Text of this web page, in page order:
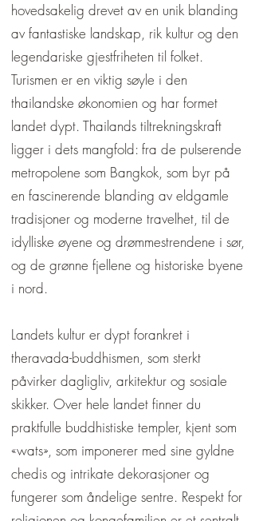
en unik kunst- og arkitekturform
utviklet, som fremdeles regnes som
selve innbegrepet av den
"thailandske identiteten".
Kongedømmet var kjent for sin
progressive administrasjon og en
konge, Ramkhamhaeng, som blir
æret som et forbilde på en god og
rettferdig hersker.
Etter Sukhothais nedgang steg
Ayutthaya-kongedømmet frem på
1300-tallet og ble den
dominerende makten i regionen.
handelssentrum som opprettholdt
internasjonale forbindelser med
Kina, Japan, India og senere også
med europeiske makter som
Portugal og Nederland. Byen var
en praktfull metropol med gyldne
templer og kunstferdige kanaler,
som vitnet om dens rikdom og
kulturelle blomstring. Til tross for
hovedsakelig drevet av en unik blanding
av fantastiske landskap, rik kultur og den
legendariske gjestfriheten til folket.
Turismen er en viktig søyle i den
thailandske økonomien og har formet
landet dypt. Thailands tiltrekningskraft
ligger i dets mangfold: fra de pulserende
metropolene som Bangkok, som byr på
en fascinerende blanding av eldgamle
tradisjoner og moderne travelhet, til de
idylliske øyene og drømmestrendene i sør,
og de grønne fjellene og historiske byene
i nord.
Landets kultur er dypt forankret i
theravada-buddhismen, som sterkt
påvirker dagligliv, arkitektur og sosiale
skikker. Over hele landet finner du
praktfulle buddhistiske templer, kjent som
«wats», som imponerer med sine gyldne
chedis og intrikate dekorasjoner og
fungerer som åndelige sentre. Respekt for